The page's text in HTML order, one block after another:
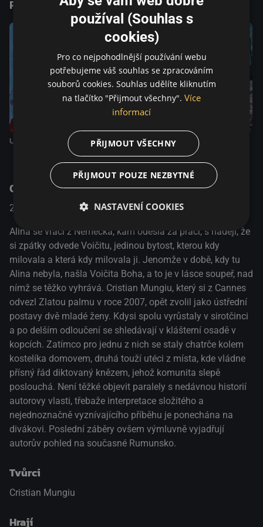
poslouchá. Není těžké objevit paralely s nedávnou historií
autorovy vlasti, třebaže interpretace složitého a
nejednoznačně vyznívajícího příběhu je ponechána na
divákovi. Poslední záběry ovšem výmluvně vyjadřují
autorův pohled na současné Rumunsko.
Podobné tituly
Uvolnit pěsti Kousek nebe R.M.N.
O pořadu
2012 Francie / Belgie / Rumunsko Drama
Alina se vrací z Německa, kam odešla za prací, s nadějí, že
si zpátky odvede Voičitu, jedinou bytost, kterou kdy
milovala a která kdy milovala ji. Jenomže v době, kdy tu
Alina nebyla, našla Voičita Boha, a to je v lásce soupeř, nad
nímž se těžko vyhrává. Cristian Mungiu, který si z Cannes
odvezl Zlatou palmu v roce 2007, opět zvolil jako ústřední
postavy dvě mladé ženy. Kdysi spolu vyrůstaly v sirotčinci
a po delším odloučení se shledávají v klášterní osadě v
kopcích. Zatímco pro jednu z nich se staly chatrče kolem
kostelíka domovem, druhá touží utéci z místa, kde vládne
přísný řád diktovaný knězem, jehož komunita slepě
poslouchá. Není těžké objevit paralely s nedávnou historií
autorovy vlasti, třebaže interpretace složitého a
nejednoznačně vyznívajícího příběhu je ponechána na
divákovi. Poslední záběry ovšem výmluvně vyjadřují
autorův pohled na současné Rumunsko.
Tvůrci
Cristian Mungiu
Hrají
používal (Souhlas s
cookies)
Pro co nejpohodlnější používání webu
potřebujeme váš souhlas se zpracováním
souborů cookies. Souhlas udělíte kliknutím
na tlačítko "Přijmout všechny". Více
informací
PŘIJMOUT VŠECHNY
PŘIJMOUT POUZE NEZBYTNÉ
NASTAVENÍ COOKIES